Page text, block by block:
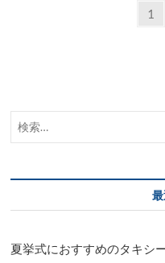
ー
ジ
固1
夏挙式におすすめのタキシ